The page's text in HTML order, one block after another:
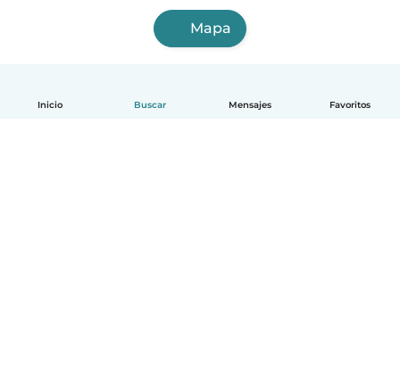
Inicio Buscar Mensajes Favoritos
Mapa